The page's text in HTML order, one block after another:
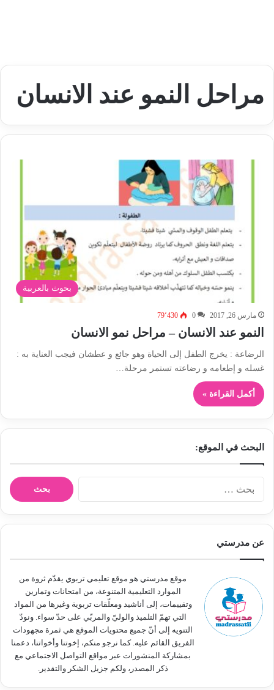
مراحل النمو عند الانسان
بحوث بالعربية
مارس 26, 2017 0 79٬430
النمو عند الانسان – مراحل نمو الانسان
الرضاعة : يخرج الطفل إلى الحياة وهو جائع و عطشان فيجب العناية به :
غسله و إطعامه و رضاعته تستمر مرحلة…
أكمل القراءة »
البحث في الموقع:
ن
عن مدرستي
موقع مدرستي هو موقع تعليمي تربوي يقدّم ثروة من
الموارد التعليمية المتنوعة، من امتحانات وتمارين
وتقييمات، إلى أناشيد ومعلّقات تربوية وغيرها من المواد
التي تهمّ التلميذ والوليّ والمربّي على حدّ سواء. ونودّ
التنويه إلى أنّ جميع محتويات الموقع هي ثمرة مجهودات
الفريق القائم عليه. كما نرجو منكم، إخوتنا وأخواتنا، دعمنا
بمشاركة المنشورات عبر مواقع التواصل الاجتماعي مع
ذكر المصدر، ولكم جزيل الشكر والتقدير.